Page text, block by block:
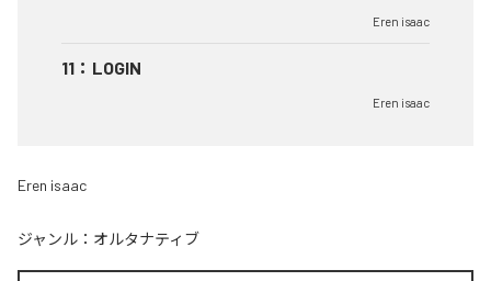
Eren isaac
11 ： LOGIN
Eren isaac
Eren isaac
ジャンル： オルタナティブ